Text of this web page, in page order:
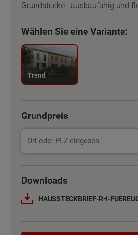
Grundstücke - ausbaufähig und
Wählen Sie eine Variante:
Trend
Grundpreis
Downloads
HAUSSTECKBRIEF-RH-